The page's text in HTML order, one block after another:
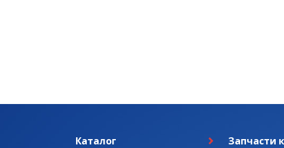
Каталог
Запчасти